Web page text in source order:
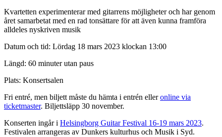
Kvartetten experimenterar med gitarrens möjligheter och har genom
året samarbetat med en rad tonsättare för att även kunna framföra
alldeles nyskriven musik
Datum och tid: Lördag 18 mars 2023 klockan 13:00
Längd: 60 minuter utan paus
Plats: Konsertsalen
Fri entré, men biljett måste du hämta i entrén elleronline via
ticketmaster. Biljettsläpp 30 november.
Konserten ingår i Helsingborg Guitar Festival 16-19 mars 2023.
Festivalen arrangeras av Dunkers kulturhus och Musik i Syd.